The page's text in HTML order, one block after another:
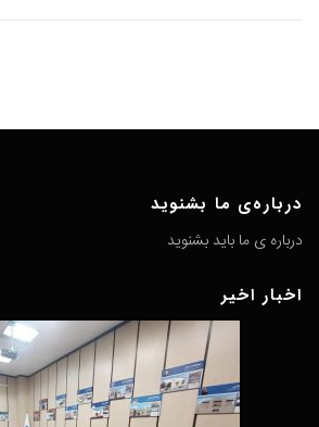
درباره‌ی ما بشنوید
درباره ی ما باید بشنوید
اخبار اخیر